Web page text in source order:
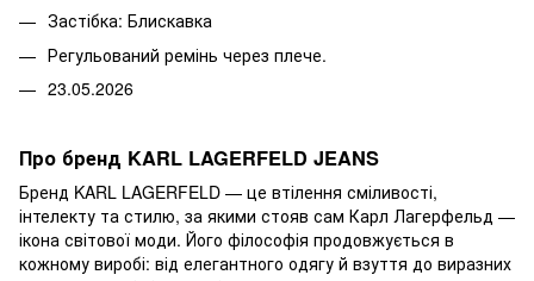
Застібка: Блискавка
Регульований ремінь через плече.
23.05.2026
Про бренд KARL LAGERFELD JEANS
Бренд KARL LAGERFELD — це втілення сміливості,
інтелекту та стилю, за якими стояв сам Карл Лагерфельд —
ікона світової моди. Його філософія продовжується в
кожному виробі: від елегантного одягу й взуття до виразних